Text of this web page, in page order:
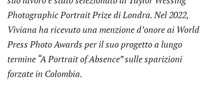
Photographic Portrait Prize di Londra. Nel 2022,
Viviana ha ricevuto una menzione d’onore ai World
Press Photo Awards per il suo progetto a lungo
termine “A Portrait of Absence” sulle sparizioni
forzate in Colombia.